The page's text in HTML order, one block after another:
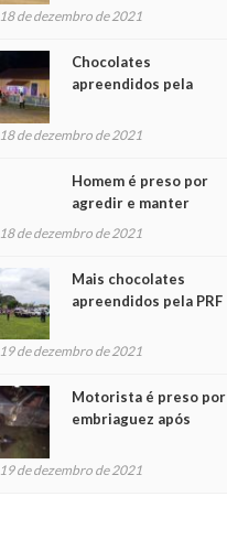
18 de dezembro de 2021
Chocolates
apreendidos pela
para crianças na
18 de dezembro de 2021
Homem é preso por
agredir e manter
mulher em cárcere
18 de dezembro de 2021
Mais chocolates
apreendidos pela PRF
crianças no Natal
19 de dezembro de 2021
Motorista é preso por
embriaguez após
feridos
19 de dezembro de 2021